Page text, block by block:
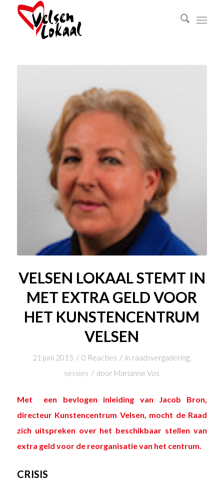
VELSEN LOKAAL STEMT IN
MET EXTRA GELD VOOR
HET KUNSTENCENTRUM
VELSEN
21 juni 2015 / 0 Reacties / in raadsvergadering,
sessies / door Marianne Vos
Met een bevlogen inleiding van Jacob Bron,
directeur Kunstencentrum Velsen, mocht de Raad
zich uitspreken over het beschikbaar stellen van
extra geld voor de reorganisatie van het centrum.
CRISIS